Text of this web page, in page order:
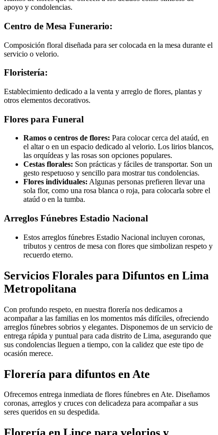
apoyo y condolencias.
Centro de Mesa Funerario:
Composición floral diseñada para ser colocada en la mesa durante el
servicio o velorio.
Floristería:
Establecimiento dedicado a la venta y arreglo de flores, plantas y
otros elementos decorativos.
Flores para Funeral
Ramos o centros de flores: Para colocar cerca del ataúd, en
el altar o en un espacio dedicado al velorio. Los lirios blancos,
las orquídeas y las rosas son opciones populares.
Cestas florales: Son prácticas y fáciles de transportar. Son un
gesto respetuoso y sencillo para mostrar tus condolencias.
Flores individuales: Algunas personas prefieren llevar una
sola flor, como una rosa blanca o roja, para colocarla sobre el
ataúd o en la tumba.
Arreglos Fúnebres Estadio Nacional
Estos arreglos fúnebres Estadio Nacional incluyen coronas,
tributos y centros de mesa con flores que simbolizan respeto y
recuerdo eterno.
Servicios Florales para Difuntos en Lima
Metropolitana
Con profundo respeto, en nuestra florería nos dedicamos a
acompañar a las familias en los momentos más difíciles, ofreciendo
arreglos fúnebres sobrios y elegantes. Disponemos de un servicio de
entrega rápida y puntual para cada distrito de Lima, asegurando que
sus condolencias lleguen a tiempo, con la calidez que este tipo de
ocasión merece.
Florería para difuntos en Ate
Ofrecemos entrega inmediata de flores fúnebres en Ate. Diseñamos
coronas, arreglos y cruces con delicadeza para acompañar a sus
seres queridos en su despedida.